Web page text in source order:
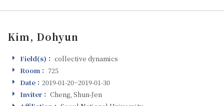
Kim, Dohyun
Field(s)
Field(s)： collective dynamics
Room
Room： 725
Visiting
Date： 2019-01-20~2019-01-30
Inviter
Inviter： Cheng, Shun-Jen